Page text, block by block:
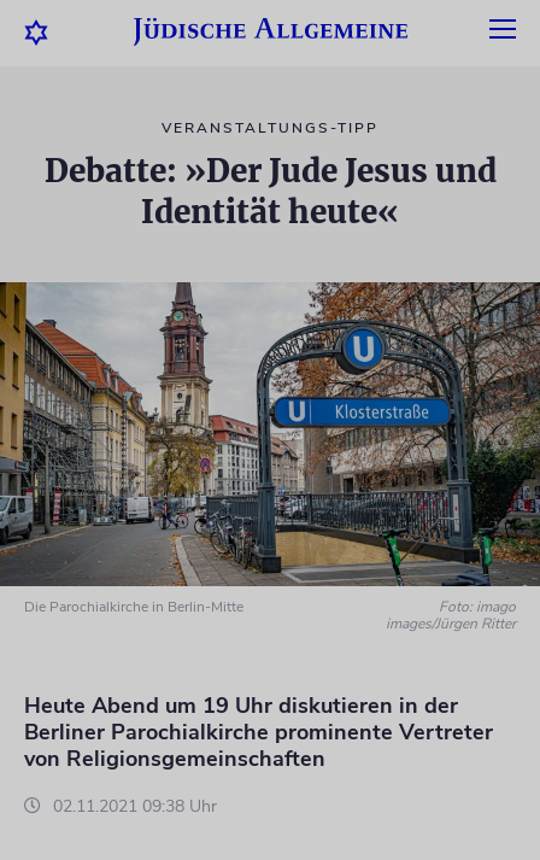
VERANSTALTUNGS-TIPP
Debatte: »Der Jude Jesus und
Identität heute«
Die Parochialkirche in Berlin-Mitte
Foto: imago
images/Jürgen Ritter
Heute Abend um 19 Uhr diskutieren in der
Berliner Parochialkirche prominente Vertreter
von Religionsgemeinschaften
02.11.2021 09:38 Uhr